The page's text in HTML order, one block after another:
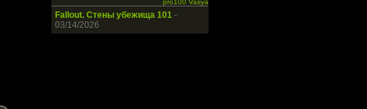
pro100 Vasya
Fallout. Стены убежища 101 -
03/14/2026